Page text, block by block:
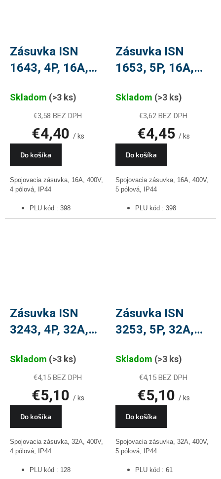
Zásuvka ISN
1643, 4P, 16A,
Skladom (>3 ks)
€3,58 BEZ DPH
€4,40 / ks
Do košíka
Spojovacia zásuvka, 16A, 400V,
4 pólová, IP44
PLU kód : 398
Zásuvka ISN
1653, 5P, 16A,
Skladom (>3 ks)
€3,62 BEZ DPH
€4,45 / ks
Do košíka
Spojovacia zásuvka, 16A, 400V,
5 pólová, IP44
PLU kód : 398
Zásuvka ISN
3243, 4P, 32A,
Skladom (>3 ks)
€4,15 BEZ DPH
€5,10 / ks
Do košíka
Spojovacia zásuvka, 32A, 400V,
4 pólová, IP44
PLU kód : 128
Zásuvka ISN
3253, 5P, 32A,
Skladom (>3 ks)
€4,15 BEZ DPH
€5,10 / ks
Do košíka
Spojovacia zásuvka, 32A, 400V,
5 pólová, IP44
PLU kód : 61